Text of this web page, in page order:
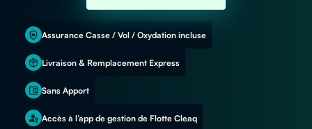
Assurance Casse / Vol / Oxydation incluse
Livraison & Remplacement Express
Sans Apport
Accès à l’app de gestion de Flotte Cleaq